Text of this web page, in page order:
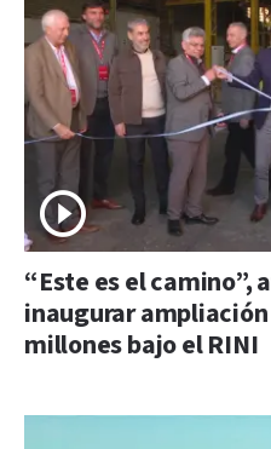
“Este es el camino”,
inaugurar
millones bajo el RINI